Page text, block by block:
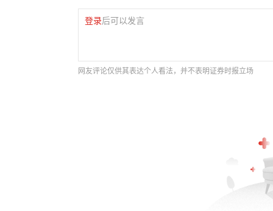
登录后可以发言
网友评论仅供其表达个人看法，并不表明证券时报立场